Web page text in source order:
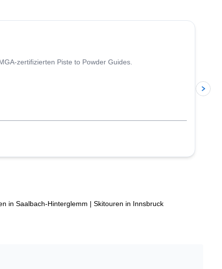
zertifizierten Piste to Powder Guides.
in Saalbach-Hinterglemm | Skitouren in Innsbruck